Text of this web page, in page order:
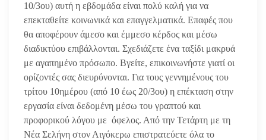
10/3ου) αυτή η εβδομάδα είναι πολύ καλή για να
επεκταθείτε κοινωνικά και επαγγελματικά. Επαφές που
θα αποφέρουν άμεσο και έμμεσο κέρδος και μέσω
διαδικτύου επιβάλλονται. Σχεδιάζετε ένα ταξίδι μακρυά
με αγαπημένο πρόσωπο. Βγείτε, επικοινωνήστε γιατί οι
ορίζοντές σας διευρύνονται. Για τους γεννημένους του
τρίτου 10ημέρου (από 10 έως 20/3ου) η επέκταση στην
εργασία είναι δεδομένη μέσω του γραπτού και
προφορικού λόγου με όφελος. Από την Τετάρτη με τη
Νέα Σελήνη στον Αιγόκερω επιστρατεύετε όλα το